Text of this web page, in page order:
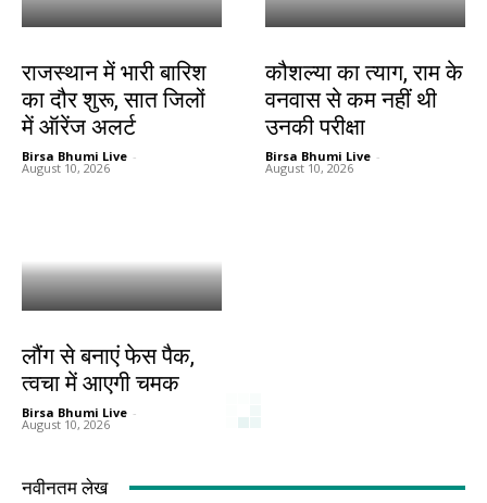
राजस्थान में भारी बारिश
का दौर शुरू, सात जिलों
में ऑरेंज अलर्ट
Birsa Bhumi Live -
August 10, 2026
कौशल्या का त्याग, राम के
वनवास से कम नहीं थी
उनकी परीक्षा
Birsa Bhumi Live -
August 10, 2026
लौंग से बनाएं फेस पैक,
त्वचा में आएगी चमक
Birsa Bhumi Live -
August 10, 2026
नवीनतम लेख